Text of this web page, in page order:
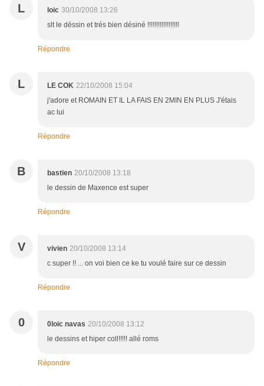
L loic 30/10/2008 13:26
slt le déssin et trés bien désiné !!!!!!!!!!!!!!!!!!
Répondre
L LE COK 22/10/2008 15:04
j'adore et ROMAIN ET IL LA FAIS EN 2MIN EN PLUS J'étais
ac lui
Répondre
B bastien 20/10/2008 13:18
le dessin de Maxence est super
Répondre
V vivien 20/10/2008 13:14
c super !! ... on voi bien ce ke tu voulé faire sur ce dessin
Répondre
0 0loic navas 20/10/2008 13:12
le dessins et hiper coll!!!!! allé roms
Répondre